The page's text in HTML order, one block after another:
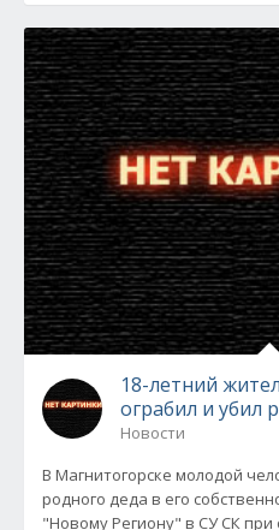
18-летний
ограбил и убил
Новости
В Магнитогорске молодой
родного деда в его
"Новому Региону" в СУ СК при